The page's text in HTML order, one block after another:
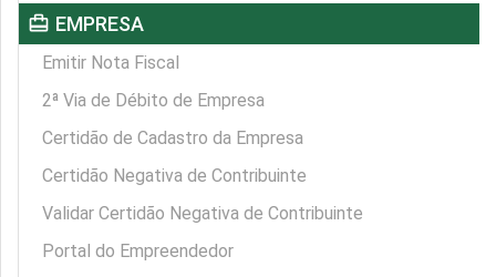
card_travel EMPRESA
Emitir Nota Fiscal
2ª Via de Débito de Empresa
Certidão de Cadastro da Empresa
Certidão Negativa de Contribuinte
Validar Certidão Negativa de Contribuinte
Portal do Empreendedor